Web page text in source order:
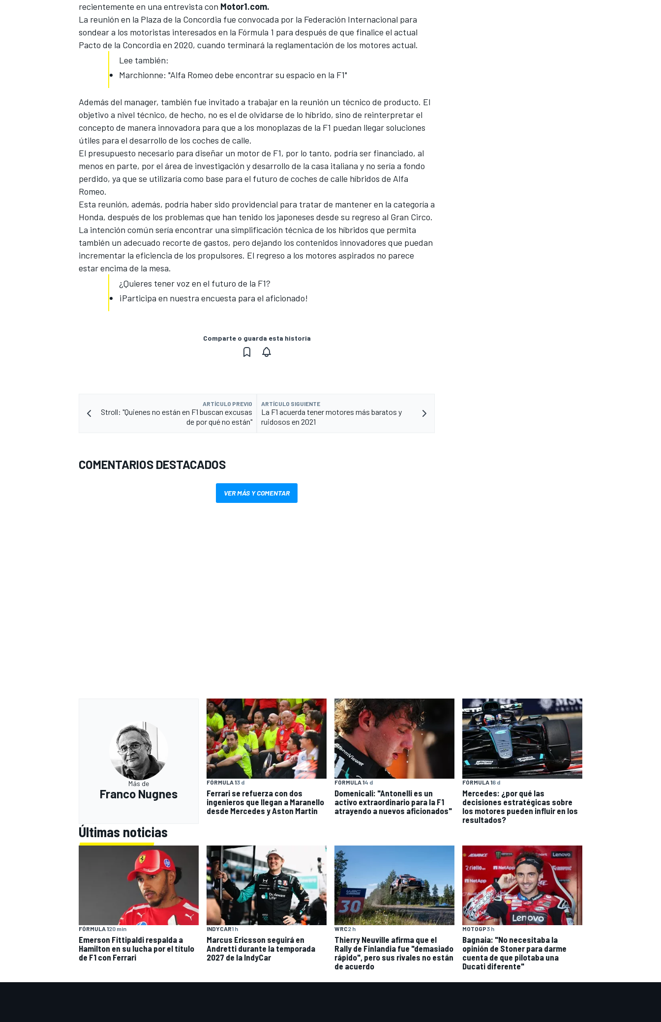
NASCAR CUP
FÓRMULA E
recientemente en una entrevista con Motor1.com.
La reunión en la Plaza de la Concordia fue convocada por la Federación Internacional para
sondear a los motoristas interesados en la Fórmula 1 para después de que finalice el actual
Pacto de la Concordia en 2020, cuando terminará la reglamentación de los motores actual.
Lee también:
Marchionne: "Alfa Romeo debe encontrar su espacio en la F1"
Además del manager, también fue invitado a trabajar en la reunión un técnico de producto. El
objetivo a nivel técnico, de hecho, no es el de olvidarse de lo híbrido, sino de reinterpretar el
concepto de manera innovadora para que a los monoplazas de la F1 puedan llegar soluciones
útiles para el desarrollo de los coches de calle.
El presupuesto necesario para diseñar un motor de F1, por lo tanto, podría ser financiado, al
menos en parte, por el área de investigación y desarrollo de la casa italiana y no sería a fondo
perdido, ya que se utilizaría como base para el futuro de coches de calle híbridos de Alfa
Romeo.
Esta reunión, además, podría haber sido providencial para tratar de mantener en la categoría a
Honda, después de los problemas que han tenido los japoneses desde su regreso al Gran Circo.
La intención común sería encontrar una simplificación técnica de los híbridos que permita
también un adecuado recorte de gastos, pero dejando los contenidos innovadores que puedan
incrementar la eficiencia de los propulsores. El regreso a los motores aspirados no parece
estar encima de la mesa.
¿Quieres tener voz en el futuro de la F1?
¡Participa en nuestra encuesta para el aficionado!
Comparte o guarda esta historia
ARTÍCULO PREVIO
Stroll: "Quienes no están en F1 buscan excusas
de por qué no están"
ARTÍCULO SIGUIENTE
La F1 acuerda tener motores más baratos y
ruidosos en 2021
COMENTARIOS DESTACADOS
VER MÁS Y COMENTAR
Más de
Franco Nugnes
FÓRMULA 13 d
Ferrari se refuerza con dos
ingenieros que llegan a Maranello
desde Mercedes y Aston Martin
FÓRMULA 14 d
Domenicali: "Antonelli es un
activo extraordinario para la F1
atrayendo a nuevos aficionados"
FÓRMULA 16 d
Mercedes: ¿por qué las
decisiones estratégicas sobre
los motores pueden influir en los
resultados?
Últimas noticias
FÓRMULA 120 min
Emerson Fittipaldi respalda a
Hamilton en su lucha por el título
de F1 con Ferrari
INDYCAR1 h
Marcus Ericsson seguirá en
Andretti durante la temporada
2027 de la IndyCar
WRC2 h
Thierry Neuville afirma que el
Rally de Finlandia fue "demasiado
rápido", pero sus rivales no están
de acuerdo
MOTOGP3 h
Bagnaia: "No necesitaba la
opinión de Stoner para darme
cuenta de que pilotaba una
Ducati diferente"